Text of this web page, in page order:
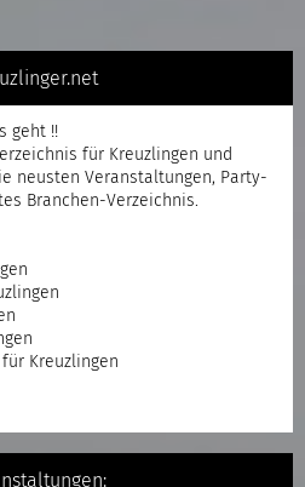
geht !!
für Kreuzlingen und
neusten Veranstaltungen, Party-
Branchen-Verzeichnis.
Kreuzlingen